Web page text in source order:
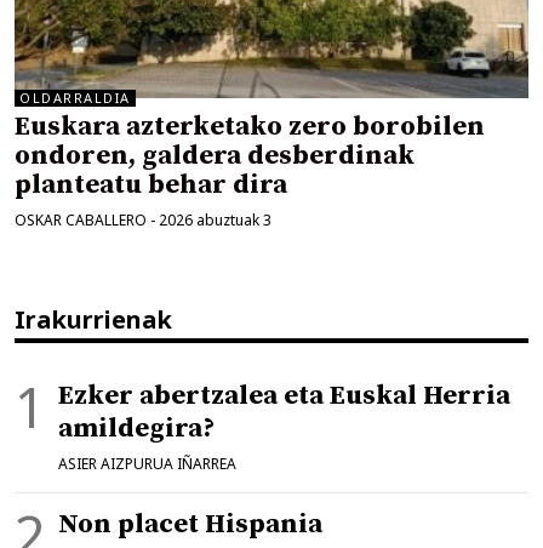
OLDARRALDIA
Euskara azterketako zero borobilen
ondoren, galdera desberdinak
planteatu behar dira
OSKAR CABALLERO - 2026 abuztuak 3
Irakurrienak
Ezker abertzalea eta Euskal Herria
amildegira?
ASIER AIZPURUA IÑARREA
Non placet Hispania